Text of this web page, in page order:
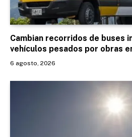
Cambian recorridos de buses
vehículos pesados por obras
6 agosto, 2026